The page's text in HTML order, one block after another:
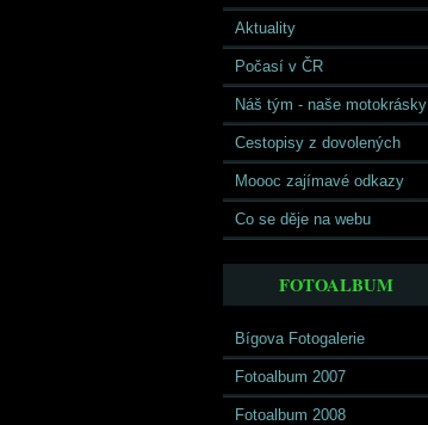
Aktuality
Počasí v ČR
Náš tým - naše motokrásky
Cestopisy z dovolených
Moooc zajímavé odkazy
Co se děje na webu
FOTOALBUM
Bígova Fotogalerie
Fotoalbum 2007
Fotoalbum 2008